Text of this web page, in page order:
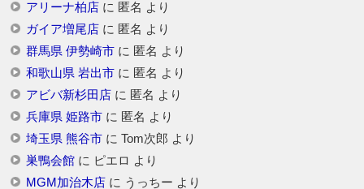
アリーナ柏店に 匿名 より
ガイア増尾店に 匿名 より
群馬県 伊勢崎市に 匿名 より
和歌山県 岩出市に 匿名 より
アビバ新杉田店に 匿名 より
兵庫県 姫路市に 匿名 より
埼玉県 熊谷市に Tom次郎 より
巣鴨会館に ピエロ より
MGM加治木店に うっちー より